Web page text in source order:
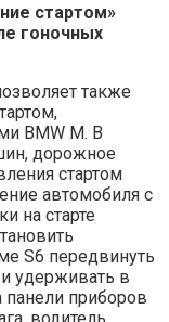
стартом»
гоночных
также
BMW M. В
дорожное
стартом
автомобиля с
на старте
S6 передвинуть
удерживать в
панели приборов